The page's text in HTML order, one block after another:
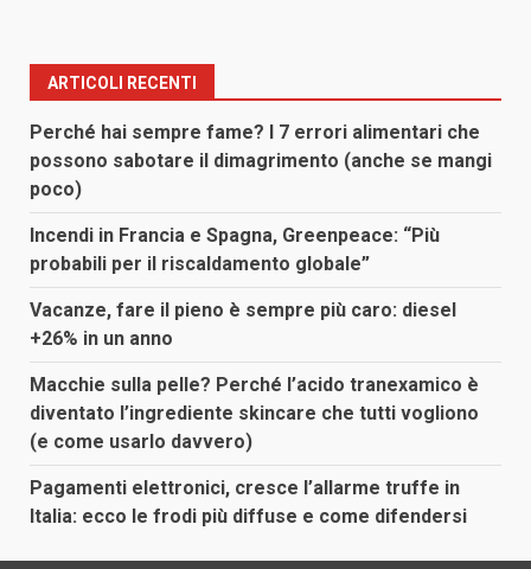
ARTICOLI RECENTI
Perché hai sempre fame? I 7 errori alimentari che
possono sabotare il dimagrimento (anche se mangi
poco)
Incendi in Francia e Spagna, Greenpeace: “Più
probabili per il riscaldamento globale”
Vacanze, fare il pieno è sempre più caro: diesel
+26% in un anno
Macchie sulla pelle? Perché l’acido tranexamico è
diventato l’ingrediente skincare che tutti vogliono
(e come usarlo davvero)
Pagamenti elettronici, cresce l’allarme truffe in
Italia: ecco le frodi più diffuse e come difendersi